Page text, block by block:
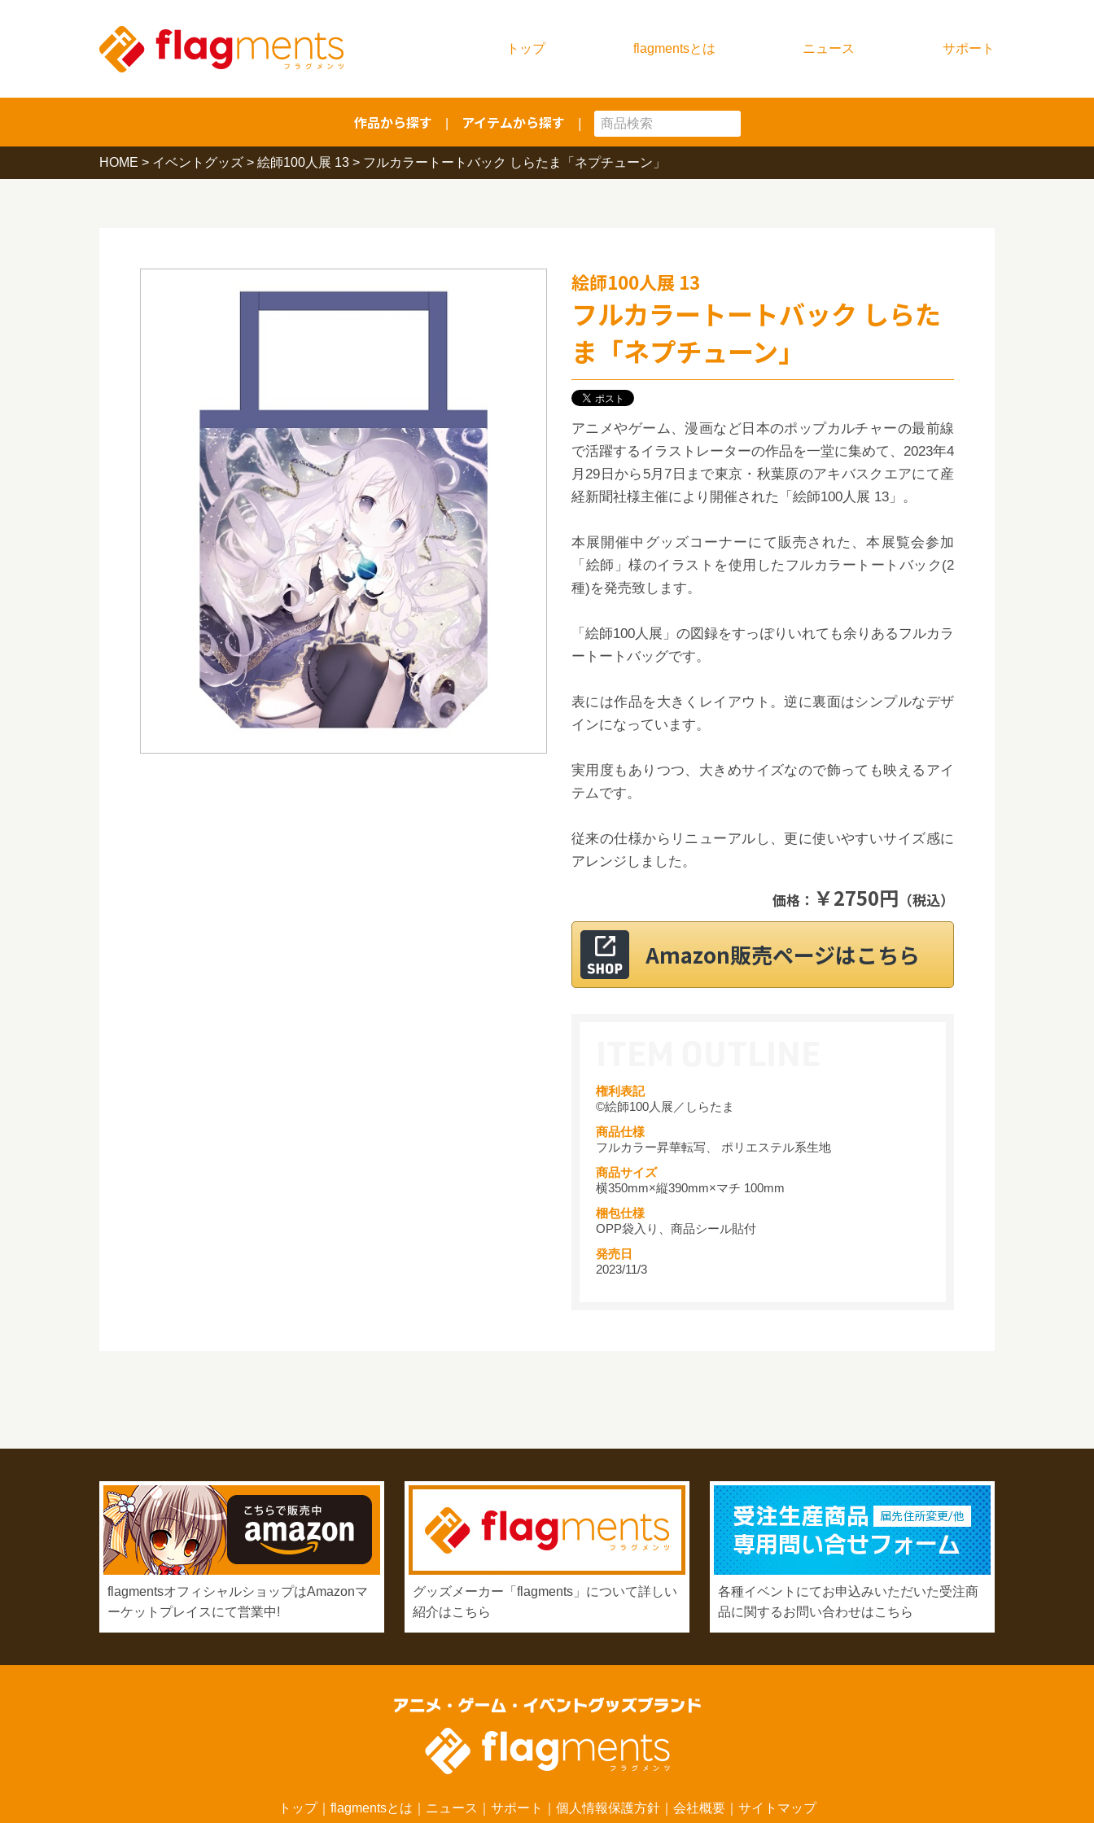
トップ flagmentsとは ニュース サポート
作品から探す アイテムから探す
HOME > イベントグッズ > 絵師100人展 13 > フルカラートートバック しらたま「ネプチューン」
絵師100人展 13
フルカラートートバック しらた
ま「ネプチューン」
アニメやゲーム、漫画など日本のポップカルチャーの最前線
で活躍するイラストレーターの作品を一堂に集めて、2023年4
月29日から5月7日まで東京・秋葉原のアキバスクエアにて産
経新聞社様主催により開催された「絵師100人展 13」。
本展開催中グッズコーナーにて販売された、本展覧会参加
「絵師」様のイラストを使用したフルカラートートバック(2
種)を発売致します。
「絵師100人展」の図録をすっぽりいれても余りあるフルカラ
ートートバッグです。
表には作品を大きくレイアウト。逆に裏面はシンプルなデザ
インになっています。
実用度もありつつ、大きめサイズなので飾っても映えるアイ
テムです。
従来の仕様からリニューアルし、更に使いやすいサイズ感に
アレンジしました。
価格： ￥2750円 （税込）
Amazon販売ページはこちら
権利表記
©絵師100人展／しらたま
商品仕様
フルカラー昇華転写、 ポリエステル系生地
商品サイズ
横350mm×縦390mm×マチ 100mm
梱包仕様
OPP袋入り、商品シール貼付
発売日
2023/11/3
flagmentsオフィシャルショップはAmazonマ
ーケットプレイスにて営業中!
グッズメーカー「flagments」について詳しい
紹介はこちら
各種イベントにてお申込みいただいた受注商
品に関するお問い合わせはこちら
トップ｜ flagmentsとは ニュース サポート 個人情報保護方針｜ 会社概要｜ サイトマップ